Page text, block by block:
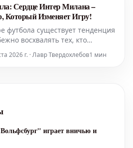
Сердце Интер Милана –
Который Изменяет Игру!
футбола существует тенденция
восхвалять тех, кто
больше всех и отдает
голевые передачи в
2026 г. · Лавр Твердохлебов1 мин
играет вничью и